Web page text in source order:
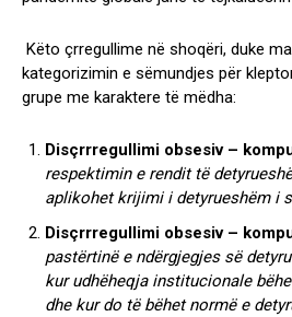
Këto çrregullime në shoqëri, duke
kategorizimin e sëmundjes për
grupe me karaktere të mëdha:
Disçrrregullimi obsesiv –
respektimin e rendit të
aplikohet krijimi i detyrueshëm i
Disçrrregullimi obsesiv –
pastërtinë e ndërgjegjes së
kur udhëheqja institucionale
dhe kur do të bëhet normë e